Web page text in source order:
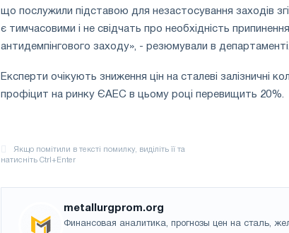
що послужили підставою для незастосування заходів
є тимчасовими і не свідчать про необхідність
антидемпінгового заходу», - резюмували в департаменті.
Експерти очікують зниження цін на сталеві залізничні
профіцит на ринку ЄАЕС в цьому році перевищить 20%.
metallurgprom.org
Финансовая аналитика, прогнозы цен на сталь,